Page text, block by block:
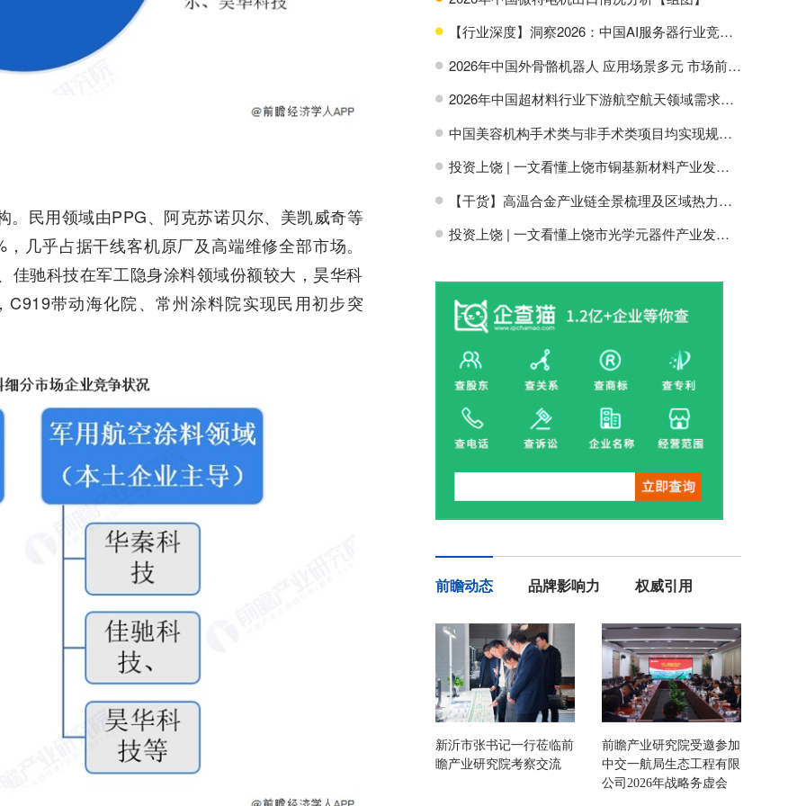
。民用领域由PPG、阿克苏诺贝尔、美凯威奇等
几乎占据干线客机原厂及高端维修全部市场。
佳驰科技在军工隐身涂料领域份额较大，昊华科
带动海化院、常州涂料院实现民用初步突
H 【行业深度】洞察2026：中国AI服务器行业竞争格局及市场份额
H 2026年中国外骨骼机器人 应用场景多元 市场前景广阔【组图】
H 2026年中国超材料行业下游航空航天领域需求分析【组图】
H 中国美容机构手术类与非手术类项目均实现规模增长【组图】
H 投资上饶 | 一文看懂上饶市铜基新材料产业发展现状与投资机会前瞻
H 【干货】高温合金产业链全景梳理及区域热力地图
H 投资上饶 | 一文看懂上饶市光学元器件产业发展现状与投资机会前瞻
前瞻动态 品牌影响力 权威引用
新沂市张书记一行莅临前
瞻产业研究院考察交流
前瞻产业研究院受邀参加
中交一航局生态工程有限
公司2026年战略务虚会